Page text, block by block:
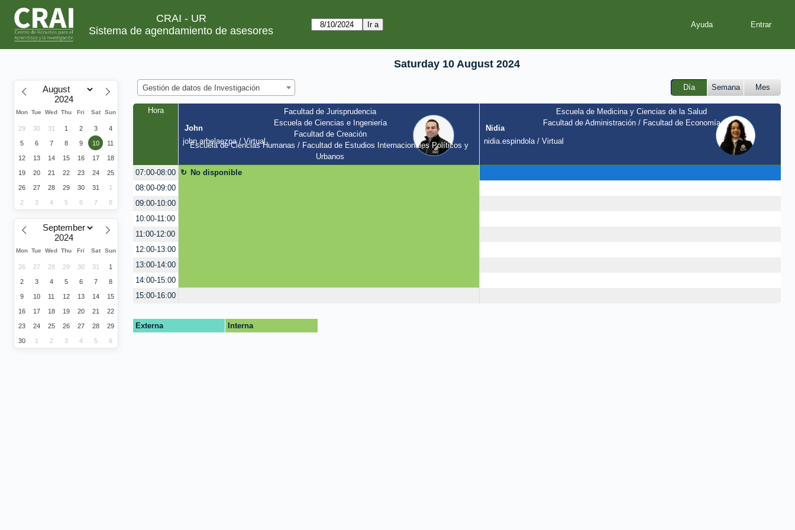
CRAI - UR
Sistema de agendamiento de asesores
Ayuda
Mon Tue Wed Thu Fri Sat Sun
29 30 31 1 2 3 4
5 6 7 8 9 10 11
12 13 14 15 16 17 18
19 20 21 22 23 24 25
26 27 28 29 30 31 1
2 3 4 5 6 7 8
Mon Tue Wed Thu Fri Sat Sun
26 27 28 29 30 31 1
2 3 4 5 6 7 8
9 10 11 12 13 14 15
16 17 18 19 20 21 22
23 24 25 26 27 28 29
30 1 2 3 4 5 6
Saturday 10 August 2024
Gestión de datos de Investigación Día Semana Mes
Hora
John
john.arbelaezpa / Virtual
Facultad de Jurisprudencia
Escuela de Ciencias e Ingeniería
Facultad de Creación
Escuela de Ciencias Humanas / Facultad de Estudios Internacionales Políticos y
Urbanos
Nidia
nidia.espindola / Virtual
Escuela de Medicina y Ciencias de la Salud
Facultad de Administración / Facultad de Economía
07:00-08:00
No disponible
08:00-09:00
09:00-10:00
10:00-11:00
11:00-12:00
12:00-13:00
13:00-14:00
14:00-15:00
15:00-16:00
Externa Interna